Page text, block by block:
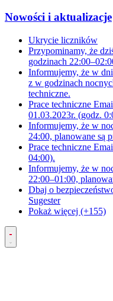
Nowości i aktualizacje
Ukrycie liczników
Przypominamy, że
godzinach
Informujemy, że w
z w godzinach
techniczne.
Prace techniczne
01.03.2023r. (godz.
Informujemy, że w
24:00, planowane są
Prace techniczne
04:00).
Informujemy, że w
22:00–01:00,
Dbaj o
Sugester
Pokaż więcej (+155)